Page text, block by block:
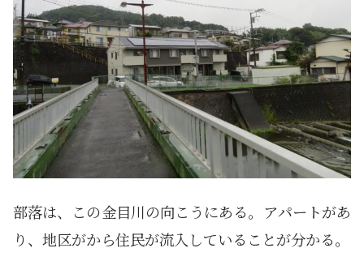
部落は、この金目川の向こうにある。アパートがあ
り、地区がから住民が流入していることが分かる。